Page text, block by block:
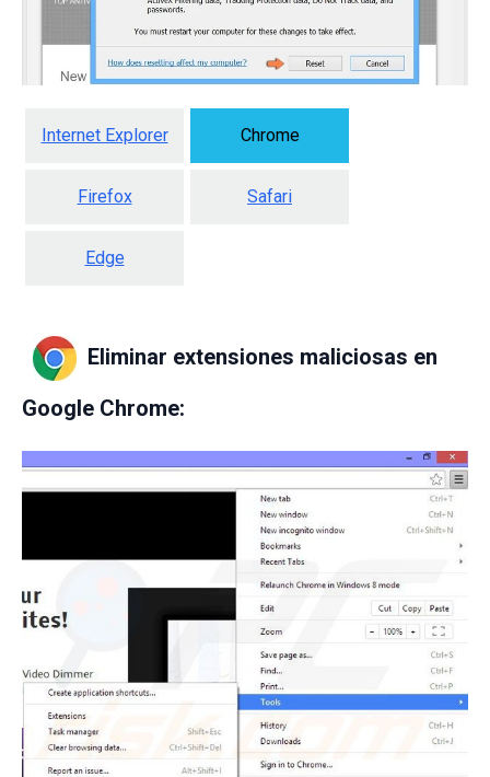
Internet Explorer Chrome
Firefox Safari
Edge
Eliminar extensiones maliciosas en
Google Chrome: